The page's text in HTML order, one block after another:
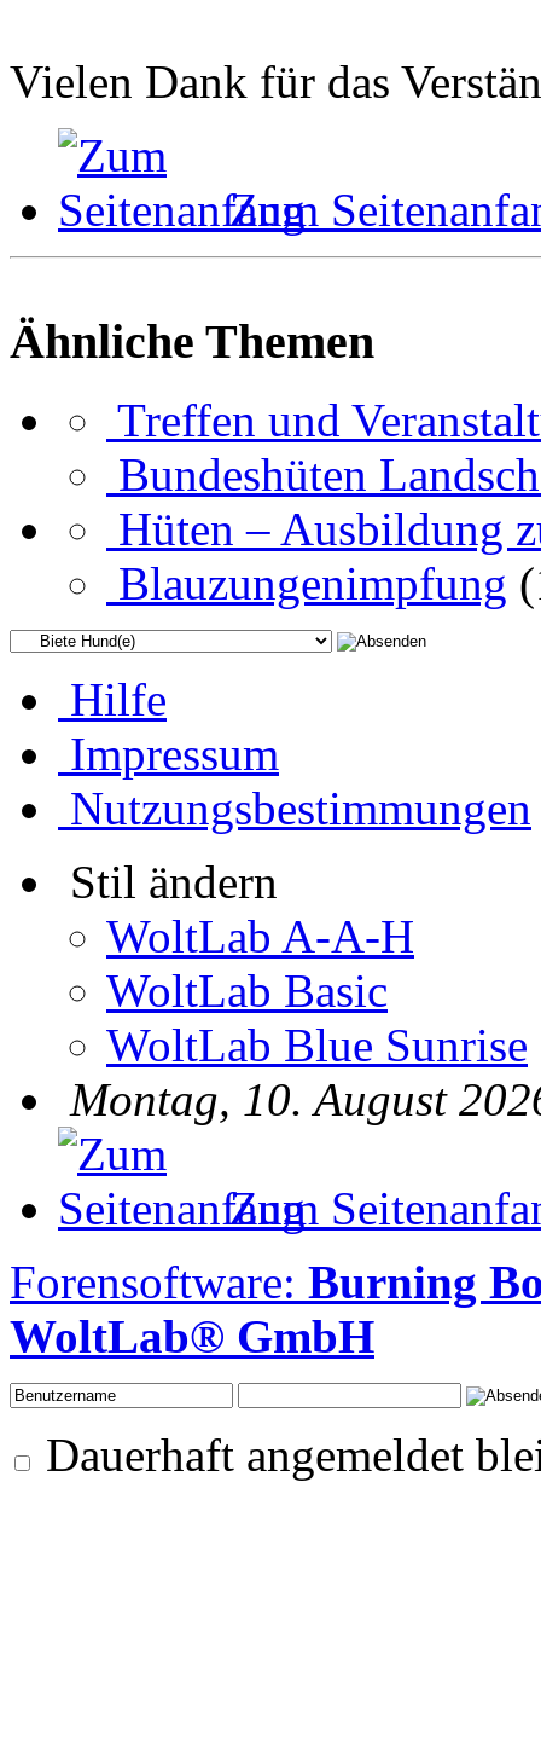
Vielen Dank für das
Zum
Ähnliche Themen
Treffen und
Bundeshüten
Hüten – Ausbildung
Blauzungenimpfung
Hilfe
Impressum
Nutzungsbestimmungen
Stil ändern
WoltLab A-A-H
WoltLab Basic
WoltLab Blue Sunrise
Montag, 10. August
Zum
Forensoftware: Burning
WoltLab® GmbH
Dauerhaft angemeldet